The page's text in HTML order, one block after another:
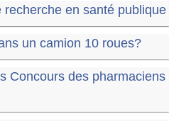
en santé publique
un camion 10 roues?
Concours des pharmaciens